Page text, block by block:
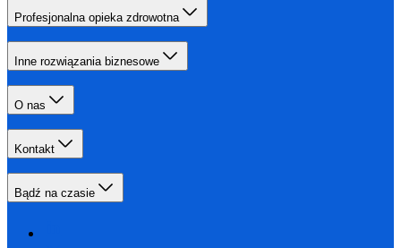
Profesjonalna opieka zdrowotna
Inne rozwiązania biznesowe
O nas
Kontakt
Bądź na czasie